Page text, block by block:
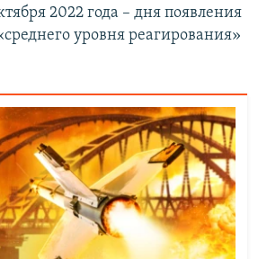
2022 года – дня появления
уровня реагирования»